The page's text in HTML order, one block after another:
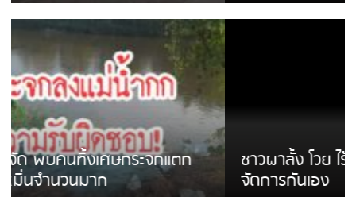
ชาวผาลั้ง โวย ไร้หน่วยงานดูแล ดินสไลด์ ต้อง
จัดการกันเอง